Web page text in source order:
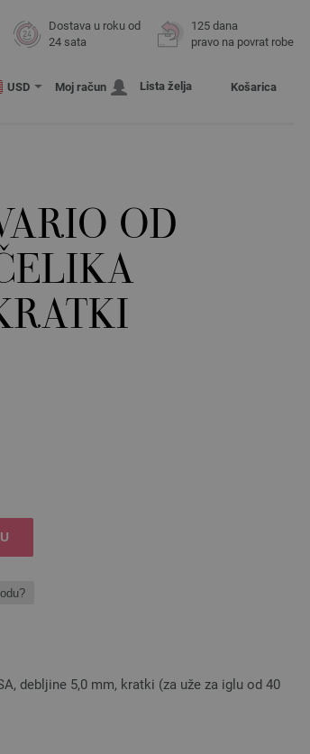
Dostava u roku od
24 sata
125 dana
pravo na povrat robe
USD Moj račun Lista želja Košarica
OD
debljine 5,0 mm, kratki (za uže za iglu od 40